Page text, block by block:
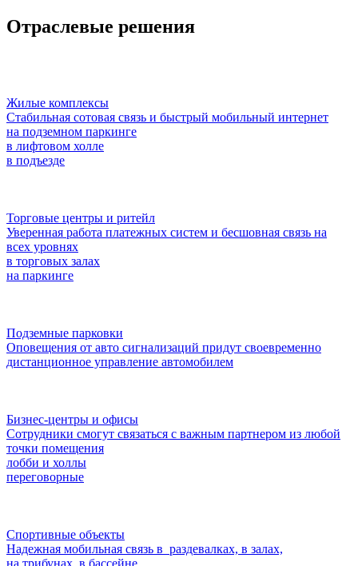
Отраслевые решения
Жилые комплексы
Стабильная сотовая связь и быстрый мобильный интернет
на подземном паркинге
в лифтовом холле
в подъезде
Торговые центры и ритейл
Уверенная работа платежных систем и бесшовная связь на
всех уровнях
в торговых залах
на паркинге
Подземные парковки
Оповещения от авто сигнализаций придут своевременно
дистанционное управление автомобилем
Бизнес-центры и офисы
Сотрудники смогут связаться с важным партнером из любой
точки помещения
лобби и холлы
переговорные
Спортивные объекты
Надежная мобильная связь в раздевалках, в залах,